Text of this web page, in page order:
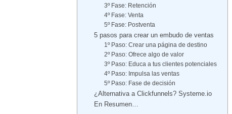
3º Fase: Retención
4º Fase: Venta
5º Fase: Postventa
5 pasos para crear un embudo de ventas
1º Paso: Crear una página de destino
2º Paso: Ofrece algo de valor
3º Paso: Educa a tus clientes potenciales
4º Paso: Impulsa las ventas
5º Paso: Fase de decisión
¿Alternativa a Clickfunnels? Systeme.io
En Resumen…